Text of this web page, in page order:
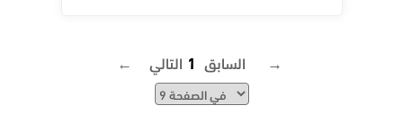
← السابق 1 التالي →